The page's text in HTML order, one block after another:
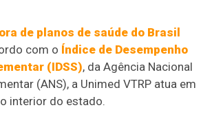
de planos de saúde do Brasil
com o Índice de Desempenho
(IDSS), da Agência Nacional
(ANS), a Unimed VTRP atua em
interior do estado.